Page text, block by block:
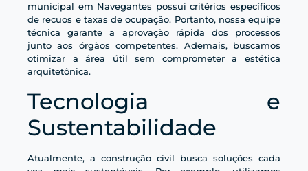
municipal em Navegantes possui critérios específicos
de recuos e taxas de ocupação. Portanto, nossa equipe
técnica garante a aprovação rápida dos processos
junto aos órgãos competentes. Ademais, buscamos
otimizar a área útil sem comprometer a estética
arquitetônica.
Tecnologia e
Sustentabilidade
Atualmente, a construção civil busca soluções cada